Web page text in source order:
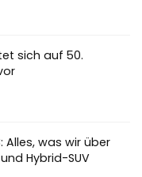
sich auf 50.
Alles, was wir über
Hybrid-SUV